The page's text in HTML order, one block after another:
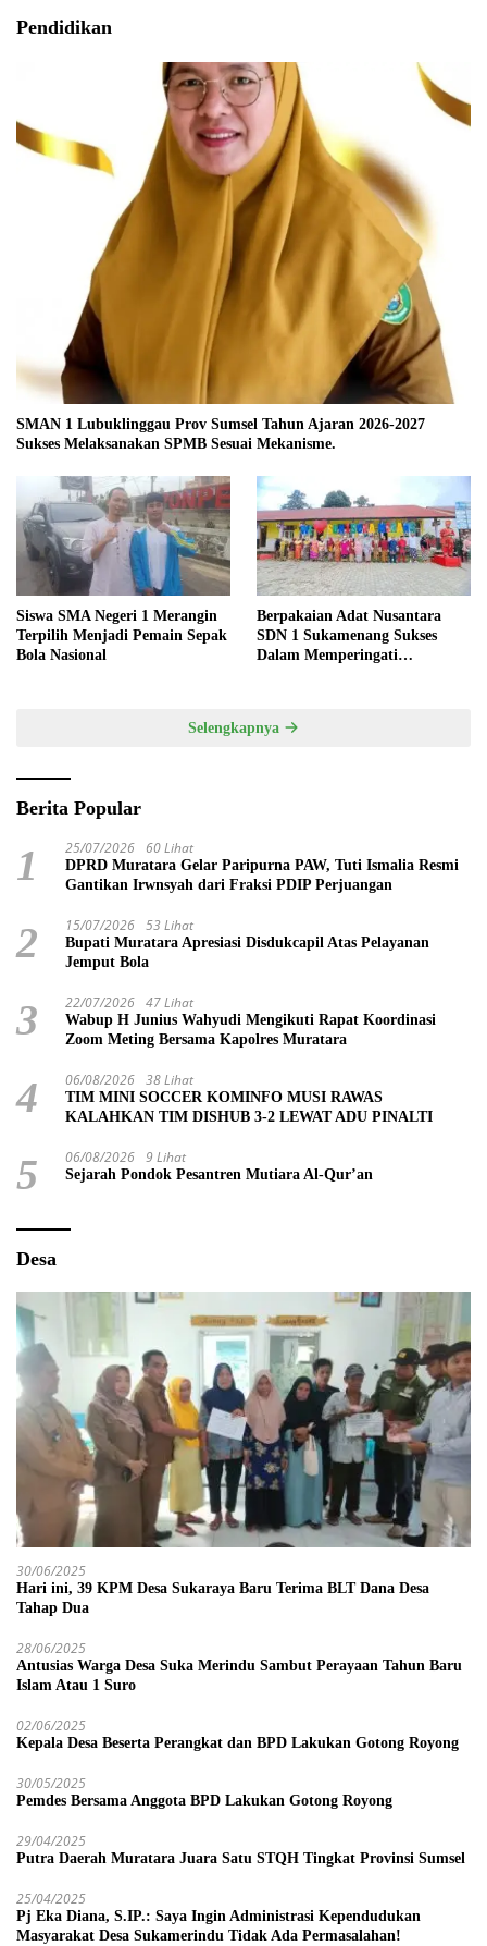
Pendidikan
SMAN 1 Lubuklinggau Prov Sumsel Tahun Ajaran 2026-2027
Sukses Melaksanakan SPMB Sesuai Mekanisme.
Siswa SMA Negeri 1 Merangin
Terpilih Menjadi Pemain Sepak
Bola Nasional
Berpakaian Adat Nusantara
SDN 1 Sukamenang Sukses
Dalam Memperingati
Selengkapnya
Berita Popular
1 25/07/2026 60 Lihat
DPRD Muratara Gelar Paripurna PAW, Tuti Ismalia Resmi
Gantikan Irwnsyah dari Fraksi PDIP Perjuangan
2 15/07/2026 53 Lihat
Bupati Muratara Apresiasi Disdukcapil Atas Pelayanan
Jemput Bola
3 22/07/2026 47 Lihat
Wabup H Junius Wahyudi Mengikuti Rapat Koordinasi
Zoom Meting Bersama Kapolres Muratara
4 06/08/2026 38 Lihat
TIM MINI SOCCER KOMINFO MUSI RAWAS
KALAHKAN TIM DISHUB 3-2 LEWAT ADU PINALTI
5 06/08/2026 9 Lihat
Sejarah Pondok Pesantren Mutiara Al-Qur’an
Desa
30/06/2025
Hari ini, 39 KPM Desa Sukaraya Baru Terima BLT Dana Desa
Tahap Dua
28/06/2025
Antusias Warga Desa Suka Merindu Sambut Perayaan Tahun Baru
Islam Atau 1 Suro
02/06/2025
Kepala Desa Beserta Perangkat dan BPD Lakukan Gotong Royong
30/05/2025
Pemdes Bersama Anggota BPD Lakukan Gotong Royong
29/04/2025
Putra Daerah Muratara Juara Satu STQH Tingkat Provinsi Sumsel
25/04/2025
Pj Eka Diana, S.IP.: Saya Ingin Administrasi Kependudukan
Masyarakat Desa Sukamerindu Tidak Ada Permasalahan!